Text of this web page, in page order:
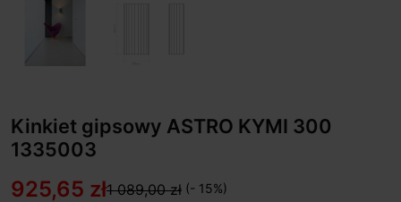
Kinkiet gipsowy ASTRO KYMI 300
1335003
925,65 zł1 089,00 zł (- 15%)